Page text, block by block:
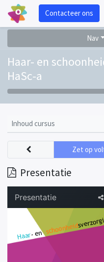
Contacteer ons
Nav
Haar- en
HaSc-a
Inhoud cursus
Presentatie
Zet op